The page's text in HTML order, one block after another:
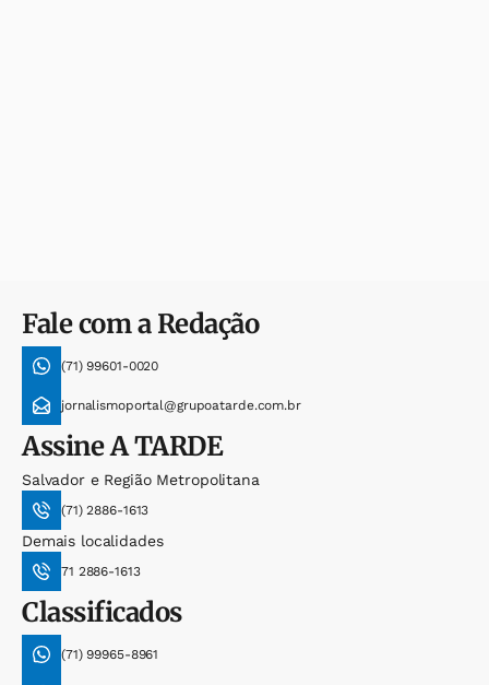
Fale com a Redação
(71) 99601-0020
jornalismoportal@grupoatarde.com.br
AssineA TARDE
Salvador e Região Metropolitana
(71) 2886-1613
Demais localidades
71 2886-1613
Classificados
(71) 99965-8961